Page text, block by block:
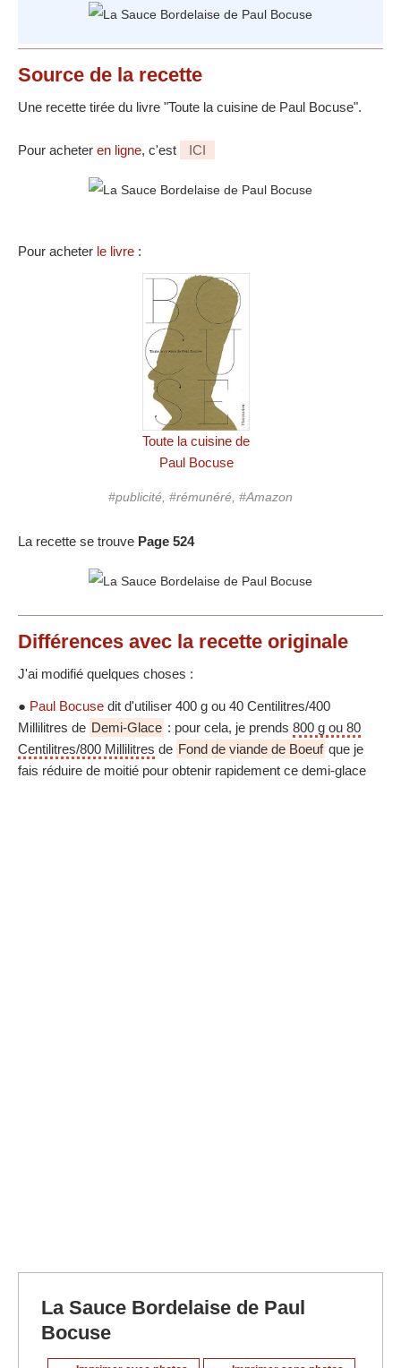
Source de la recette
Une recette tirée du livre "Toute la cuisine de Paul Bocuse".
Pour acheter en ligne, c'est ICI
Pour acheter le livre :
Toute la cuisine de
Paul Bocuse
#publicité, #rémunéré, #Amazon
La recette se trouve Page 524
Différences avec la recette originale
J'ai modifié quelques choses :
● Paul Bocuse dit d'utiliser 400 g ou 40 Centilitres/400
Millilitres de Demi-Glace : pour cela, je prends 800 g ou 80
Centilitres/800 Millilitres de Fond de viande de Boeuf que je
fais réduire de moitié pour obtenir rapidement ce demi-glace
La Sauce Bordelaise de Paul
Bocuse